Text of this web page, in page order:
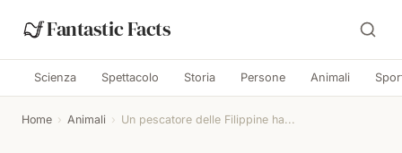
Fantastic Facts
Scienza Spettacolo Storia Persone Animali
Home › Animali › Un pescatore delle Filippine ha...